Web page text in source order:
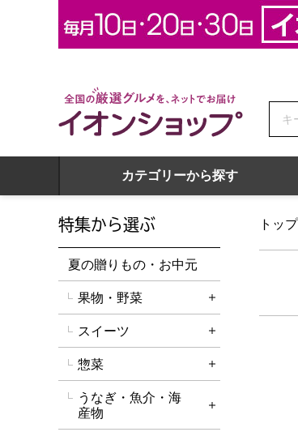
全国の厳選グルメを、ネットでお届け イオンシ
カテゴリーから探す
トップ
特集から選ぶ
夏の贈りもの・お中元
果物・野菜
詳細を開く
スイーツ
詳細を開く
惣菜
詳細を開く
うなぎ・魚介・海
産物
詳細を開く